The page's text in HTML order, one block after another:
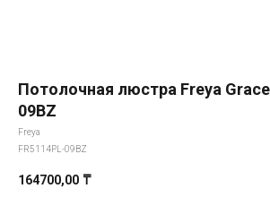
Потолочная люстра Freya Grace
09BZ
Freya
FR5114PL-09BZ
164700,00 ₸